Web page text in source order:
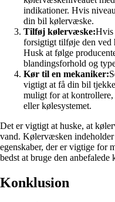
indikationer. Hvis
din bil kølervæske.
Tilføj kølervæske:Hvis
forsigtigt tilføje den ved
Husk at følge
blandingsforhold og
Kør til en mekaniker:
vigtigt at få din bil
muligt for at kontrollere,
eller kølesystemet.
Det er vigtigt at huske, at
vand. Kølervæsken
egenskaber, der er vigtige for
bedst at bruge den
Konklusion